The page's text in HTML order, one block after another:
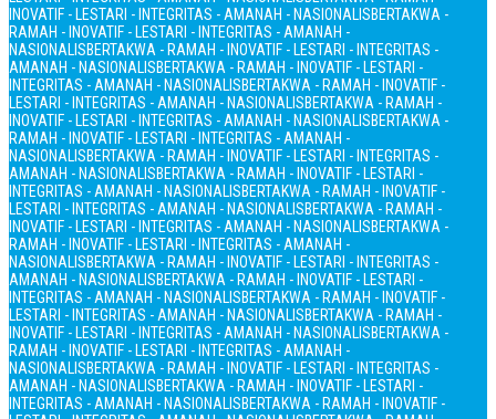
INOVATIF - LESTARI - INTEGRITAS - AMANAH - NASIONALISBERTAKWA -
RAMAH - INOVATIF - LESTARI - INTEGRITAS - AMANAH -
NASIONALISBERTAKWA - RAMAH - INOVATIF - LESTARI - INTEGRITAS -
AMANAH - NASIONALISBERTAKWA - RAMAH - INOVATIF - LESTARI -
INTEGRITAS - AMANAH - NASIONALISBERTAKWA - RAMAH - INOVATIF -
LESTARI - INTEGRITAS - AMANAH - NASIONALISBERTAKWA - RAMAH -
INOVATIF - LESTARI - INTEGRITAS - AMANAH - NASIONALISBERTAKWA -
RAMAH - INOVATIF - LESTARI - INTEGRITAS - AMANAH -
NASIONALISBERTAKWA - RAMAH - INOVATIF - LESTARI - INTEGRITAS -
AMANAH - NASIONALISBERTAKWA - RAMAH - INOVATIF - LESTARI -
INTEGRITAS - AMANAH - NASIONALISBERTAKWA - RAMAH - INOVATIF -
LESTARI - INTEGRITAS - AMANAH - NASIONALISBERTAKWA - RAMAH -
INOVATIF - LESTARI - INTEGRITAS - AMANAH - NASIONALISBERTAKWA -
RAMAH - INOVATIF - LESTARI - INTEGRITAS - AMANAH -
NASIONALISBERTAKWA - RAMAH - INOVATIF - LESTARI - INTEGRITAS -
AMANAH - NASIONALISBERTAKWA - RAMAH - INOVATIF - LESTARI -
INTEGRITAS - AMANAH - NASIONALISBERTAKWA - RAMAH - INOVATIF -
LESTARI - INTEGRITAS - AMANAH - NASIONALISBERTAKWA - RAMAH -
INOVATIF - LESTARI - INTEGRITAS - AMANAH - NASIONALISBERTAKWA -
RAMAH - INOVATIF - LESTARI - INTEGRITAS - AMANAH -
NASIONALISBERTAKWA - RAMAH - INOVATIF - LESTARI - INTEGRITAS -
AMANAH - NASIONALISBERTAKWA - RAMAH - INOVATIF - LESTARI -
INTEGRITAS - AMANAH - NASIONALISBERTAKWA - RAMAH - INOVATIF -